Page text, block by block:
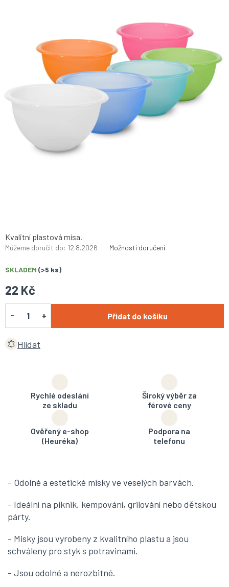
22 Kč
SKLADEM (>5 ks)
Můžeme doručit do: 12.8.2026 Možnosti doručení
Přidat do košíku
Kvalitní plastová mísa.
Hlídat
Rychlé odeslání
ze skladu
Široký výběr za
férové ceny
Ověřený e-shop
(Heuréka)
Podpora na
telefonu
- Odolné a estetické misky ve veselých barvách.
- Ideální na piknik, kempování, grilování nebo dětskou
párty.
- Misky jsou vyrobeny z kvalitního plastu a jsou
schváleny pro styk s potravinami.
- Jsou odolné a nerozbitné.